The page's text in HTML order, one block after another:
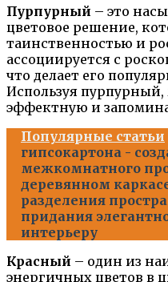
Пурпурный – это
цветовое решение,
таинственностью и
ассоциируется с
что делает его
Используя пурпурный,
эффектную и
Популярные статьи
гипсокартона -
межкомнатного
деревянном
разделения
придания
интерьеру
Красный – один из
энергичных цветов в